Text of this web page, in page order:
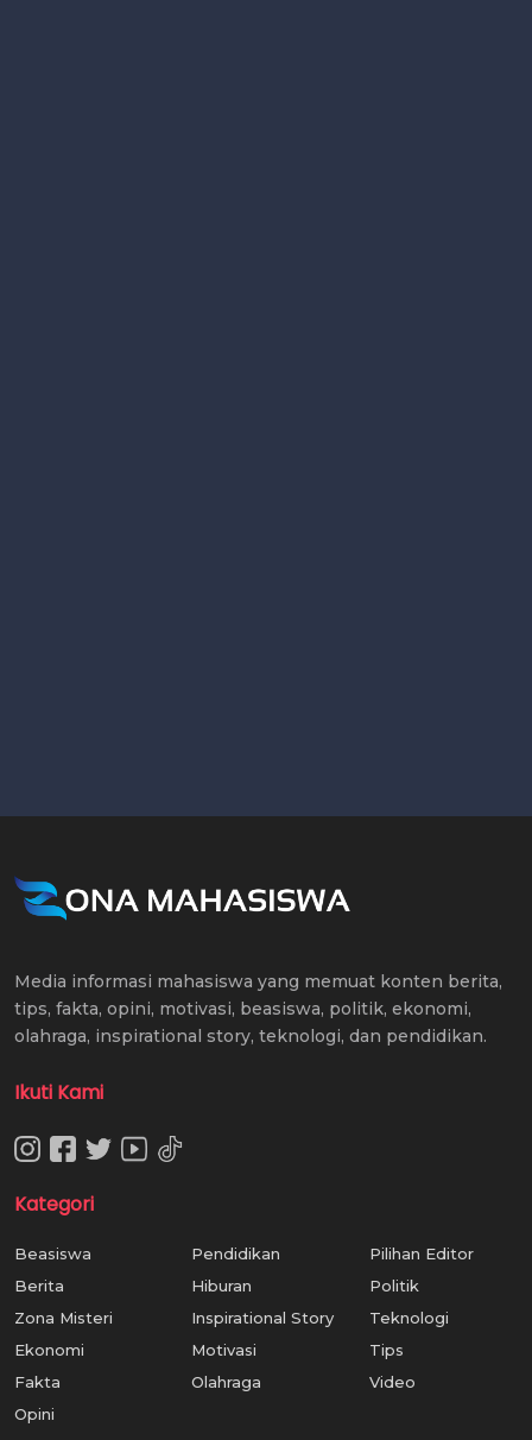
Media informasi mahasiswa yang memuat konten berita,
tips, fakta, opini, motivasi, beasiswa, politik, ekonomi,
olahraga, inspirational story, teknologi, dan pendidikan.
Ikuti Kami
Kategori
Beasiswa
Berita
Zona Misteri
Ekonomi
Fakta
Opini
Pendidikan
Hiburan
Inspirational Story
Motivasi
Olahraga
Pilihan Editor
Politik
Teknologi
Tips
Video